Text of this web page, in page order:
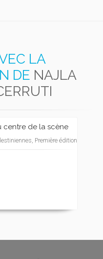
LA
DE NAJLA
centre de la scène
Première édition